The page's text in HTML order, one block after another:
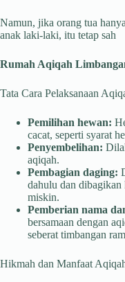
Namun, jika orang tua
anak laki-laki, itu tetap sah
Rumah Aqiqah
Tata Cara Pelaksanaan
Pemilihan hewan:
cacat, seperti syarat
Penyembelihan:
aqiqah.
Pembagian daging:
dahulu dan dibagikan
miskin.
Pemberian nama
bersamaan dengan
seberat timbangan
Hikmah dan Manfaat